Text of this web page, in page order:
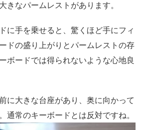
きなパームレストがあります。
に手を乗せると、驚くほど手にフィ
ドの盛り上がりとパームレストの存
ボードでは得られないような心地良
に大きな台座があり、奥に向かって
通常のキーボードとは反対ですね。